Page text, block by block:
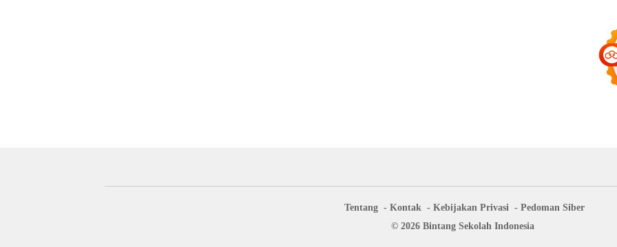
Tentang Kontak Kebijakan Privasi
Pedoman Siber
© 2026 Bintang Sekolah Indonesia